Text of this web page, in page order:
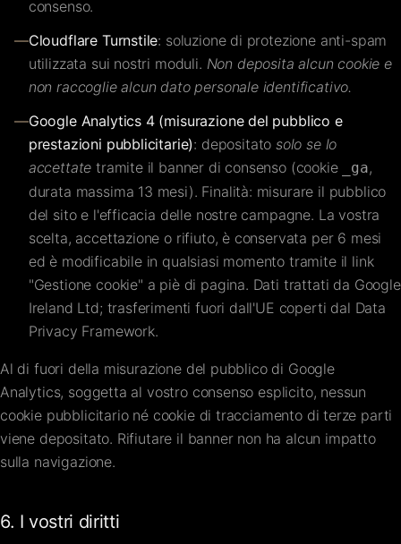
consenso.
—Cloudflare Turnstile: soluzione di protezione anti-spam
utilizzata sui nostri moduli. Non deposita alcun cookie e
non raccoglie alcun dato personale identificativo.
—Google Analytics 4 (misurazione del pubblico e
prestazioni pubblicitarie): depositato solo se lo
accettate tramite il banner di consenso (cookie _ga,
durata massima 13 mesi). Finalità: misurare il pubblico
del sito e l'efficacia delle nostre campagne. La vostra
scelta, accettazione o rifiuto, è conservata per 6 mesi
ed è modificabile in qualsiasi momento tramite il link
"Gestione cookie" a piè di pagina. Dati trattati da Google
Ireland Ltd; trasferimenti fuori dall'UE coperti dal Data
Privacy Framework.
Al di fuori della misurazione del pubblico di Google
Analytics, soggetta al vostro consenso esplicito, nessun
cookie pubblicitario né cookie di tracciamento di terze parti
viene depositato. Rifiutare il banner non ha alcun impatto
sulla navigazione.
6. I vostri diritti